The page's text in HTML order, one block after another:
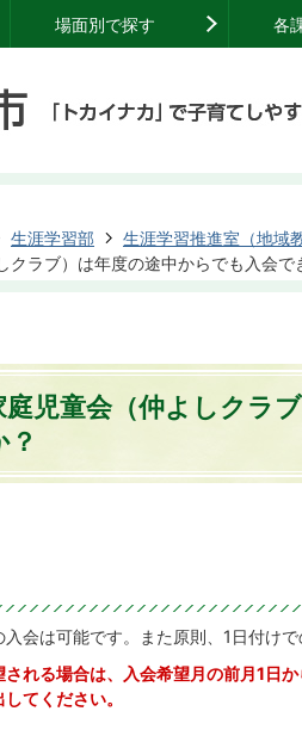
場面別で探す 各
生涯学習部 生涯学習推進室（地域
クラブ）は年度の途中からでも入会で
庭児童会（仲よしクラ
？
会は可能です。また原則、1日付けで
される場合は、入会希望月の前月1日
てください。